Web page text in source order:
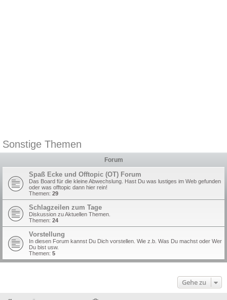
Sonstige Themen
Forum
Spaß Ecke und Offtopic (OT) Forum
Das Board für die kleine Abwechslung. Hast Du was lustiges im Web gefunden
oder was offtopic dann hier rein!
Themen: 29
Schlagzeilen zum Tage
Diskussion zu Aktuellen Themen.
Themen: 24
Vorstellung
In diesen Forum kannst Du Dich vorstellen. Wie z.b. Was Du machst oder Wer
Du bist usw.
Themen: 5
Gehe zu